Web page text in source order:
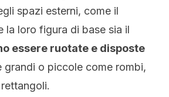
spazi esterni, come il
la loro figura di base sia il
essere ruotate e disposte
grandi o piccole come rombi,